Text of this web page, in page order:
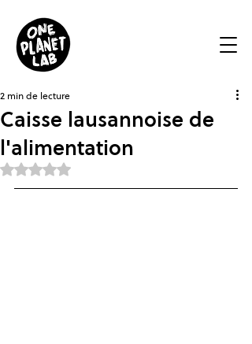
Caisse lausannoise de
l'alimentation
2 min de lecture
Noté NaN étoiles sur 5.